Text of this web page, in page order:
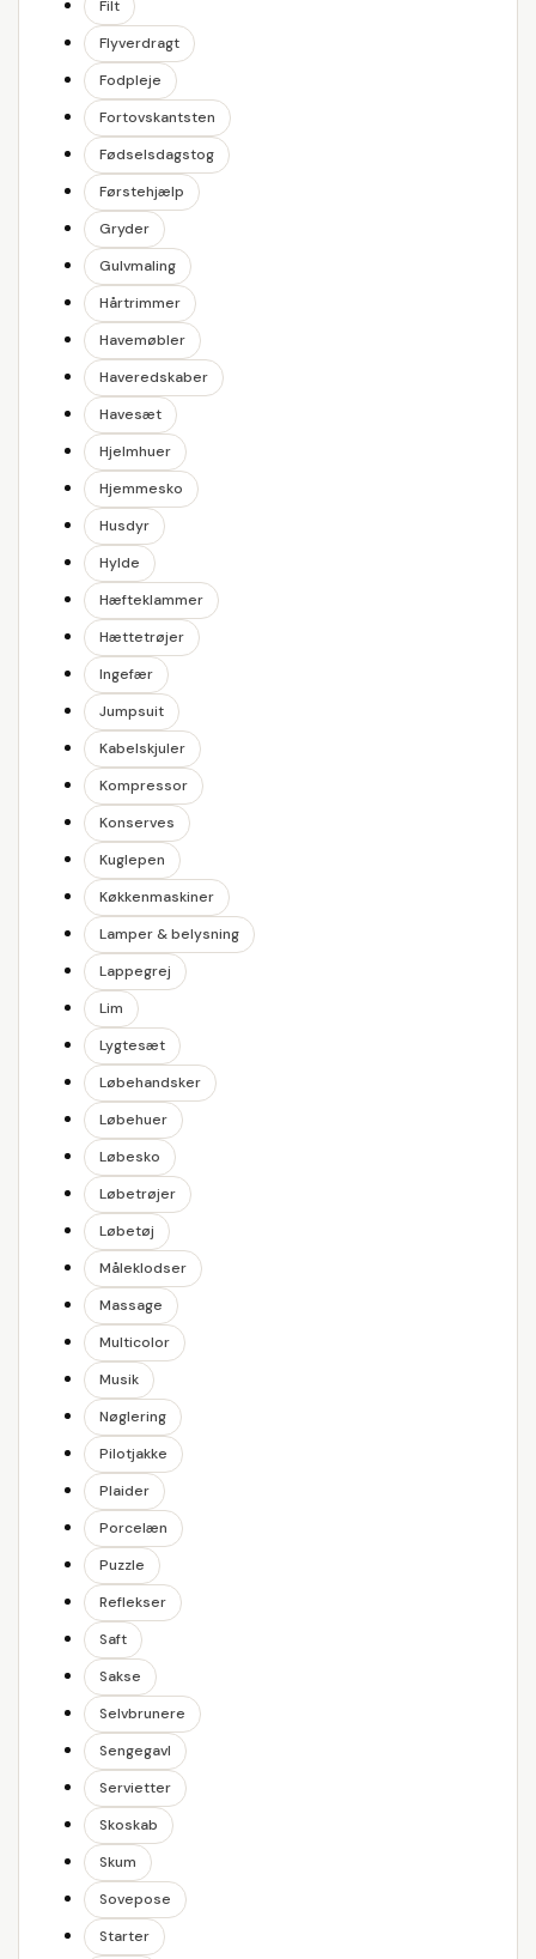
Filt
Flyverdragt
Fodpleje
Fortovskantsten
Fødselsdagstog
Førstehjælp
Gryder
Gulvmaling
Hårtrimmer
Havemøbler
Haveredskaber
Havesæt
Hjelmhuer
Hjemmesko
Husdyr
Hylde
Hæfteklammer
Hættetrøjer
Ingefær
Jumpsuit
Kabelskjuler
Kompressor
Konserves
Kuglepen
Køkkenmaskiner
Lamper & belysning
Lappegrej
Lim
Lygtesæt
Løbehandsker
Løbehuer
Løbesko
Løbetrøjer
Løbetøj
Måleklodser
Massage
Multicolor
Musik
Nøglering
Pilotjakke
Plaider
Porcelæn
Puzzle
Reflekser
Saft
Sakse
Selvbrunere
Sengegavl
Servietter
Skoskab
Skum
Sovepose
Starter